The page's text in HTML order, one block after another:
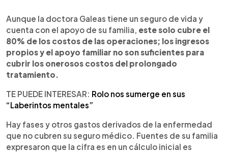
Aunque la doctora Galeas tiene un seguro de vida y
cuenta con el apoyo de su familia, este solo cubre el
80% de los costos de las operaciones; los ingresos
propios y el apoyo familiar no son suficientes para
cubrir los onerosos costos del prolongado
tratamiento.
TE PUEDE INTERESAR: Rolo nos sumerge en sus
“Laberintos mentales”
Hay fases y otros gastos derivados de la enfermedad
que no cubren su seguro médico. Fuentes de su familia
expresaron que la cifra es en un cálculo inicial es